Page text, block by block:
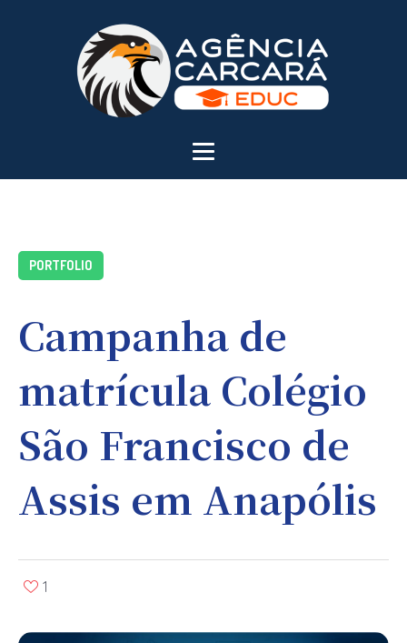
PORTFOLIO
Campanha de
matrícula Colégio
São Francisco de
Assis em Anapólis
1